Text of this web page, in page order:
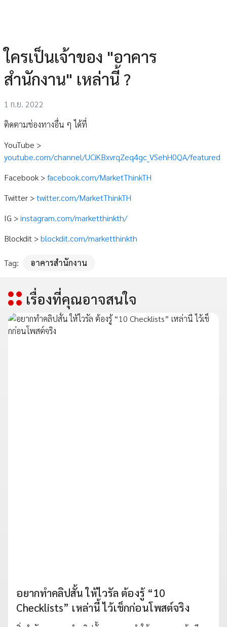
ใครเป็นเจ้าของ "อาคาร
สำนักงาน" เหล่านี้ ?
1 ก.ย. 2022
ติดตามช่องทางอื่น ๆ ได้ที่
YouTube >
youtube.com/channel/UCiKBxvrqZeq4gc_VSehH0QA/featured
Facebook >facebook.com/MarketThinkTH
Twitter >twitter.com/MarketThinkTH
IG >instagram.com/marketthinkth/
Blockdit >blockdit.com/marketthinkth
Tag: อาคารสำนักงาน
เรื่องที่คุณอาจสนใจ
อยากทำคลิปสั้น ให้ไวรัล ต้องรู้ “10
Checklists” เหล่านี้ ไว้เช็กก่อนโพสต์จริง